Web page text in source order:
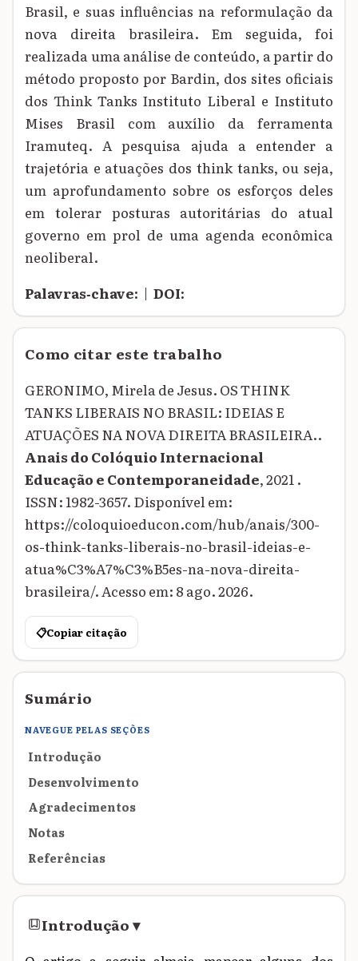
Brasil, e suas influências na reformulação da
nova direita brasileira. Em seguida, foi
realizada uma análise de conteúdo, a partir do
método proposto por Bardin, dos sites oficiais
dos Think Tanks Instituto Liberal e Instituto
Mises Brasil com auxílio da ferramenta
Iramuteq. A pesquisa ajuda a entender a
trajetória e atuações dos think tanks, ou seja,
um aprofundamento sobre os esforços deles
em tolerar posturas autoritárias do atual
governo em prol de uma agenda econômica
neoliberal.
Palavras‑chave: | DOI:
Como citar este trabalho
GERONIMO, Mirela de Jesus. OS THINK
TANKS LIBERAIS NO BRASIL: IDEIAS E
ATUAÇÕES NA NOVA DIREITA BRASILEIRA..
Anais do Colóquio Internacional
Educação e Contemporaneidade, 2021 .
ISSN: 1982-3657. Disponível em:
https://coloquioeducon.com/hub/anais/300-
os-think-tanks-liberais-no-brasil-ideias-e-
atua%C3%A7%C3%B5es-na-nova-direita-
brasileira/. Acesso em: 8 ago. 2026.
📋Copiar citação
Sumário
NAVEGUE PELAS SEÇÕES
Introdução
Desenvolvimento
Agradecimentos
Notas
Referências
Introdução▾